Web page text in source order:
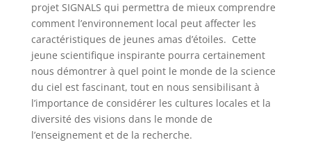
projet SIGNALS qui permettra de mieux comprendre
comment l’environnement local peut affecter les
caractéristiques de jeunes amas d’étoiles. Cette
jeune scientifique inspirante pourra certainement
nous démontrer à quel point le monde de la science
du ciel est fascinant, tout en nous sensibilisant à
l’importance de considérer les cultures locales et la
diversité des visions dans le monde de
l’enseignement et de la recherche.